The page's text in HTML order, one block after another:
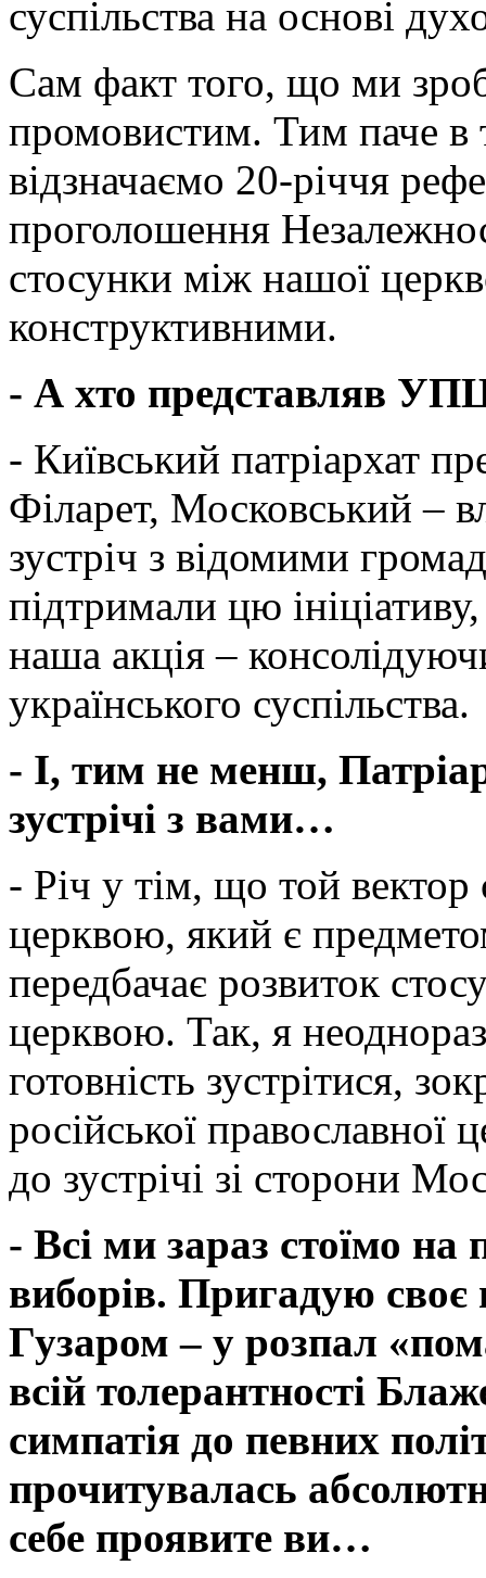
суспільства на основі
Сам факт того, що ми
промовистим. Тим паче в
відзначаємо 20-річчя
проголошення
стосунки між нашої
конструктивними.
- А хто представляв
- Київський патріархат
Філарет, Московський –
зустріч з відомими
підтримали цю
наша акція –
українського суспільства.
- І, тим не менш,
зустрічі з вами…
- Річ у тім, що той вектор
церквою, який є
передбачає розвиток
церквою. Так, я
готовність зустрітися,
російської православної
до зустрічі зі сторони
- Всі ми зараз стоїмо
виборів. Пригадую
Гузаром – у розпал
всій толерантності
симпатія до певних
прочитувалась
себе проявите ви…